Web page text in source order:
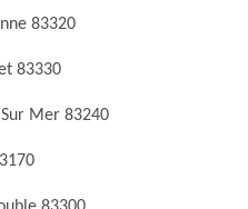
83320
83330
Mer 83240